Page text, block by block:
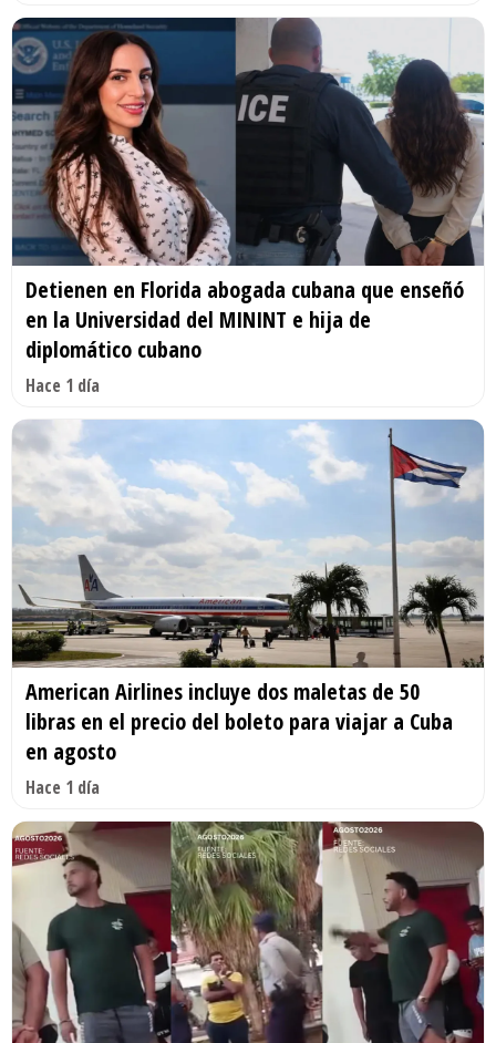
Detienen en Florida abogada cubana que enseñó
en la Universidad del MININT e hija de
diplomático cubano
Hace 1 día
American Airlines incluye dos maletas de 50
libras en el precio del boleto para viajar a Cuba
en agosto
Hace 1 día